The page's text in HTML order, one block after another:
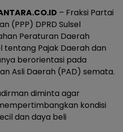
– Fraksi Partai
(PPP) DPRD Sulsel
Peraturan Daerah
tentang Pajak Daerah dan
berorientasi pada
Asli Daerah (PAD) semata.
diminta agar
kondisi
dan daya beli